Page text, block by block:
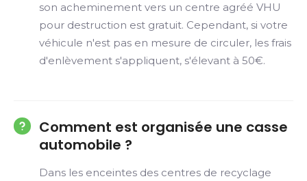
son acheminement vers un centre agréé VHU
pour destruction est gratuit. Cependant, si votre
véhicule n'est pas en mesure de circuler, les frais
d'enlèvement s'appliquent, s'élevant à 50€.
Comment est organisée une casse
automobile ?
Dans les enceintes des centres de recyclage